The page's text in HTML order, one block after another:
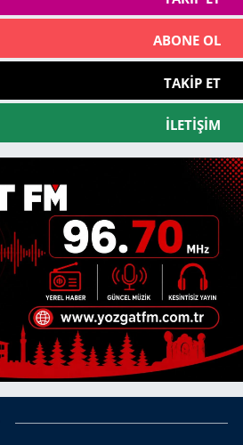
ABONE OL
TAKIP ET
İLETIŞIM